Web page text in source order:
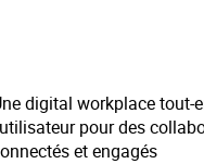
digital workplace tout-
pour des
et engagés